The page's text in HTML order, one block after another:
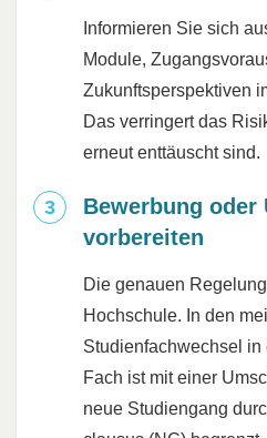
Informieren Sie sich
Module,
Zukunftsperspektiven
Das verringert das
erneut enttäuscht sind.
Bewerbung oder
vorbereiten
Die genauen
Hochschule. In den
Studienfachwechsel
Fach ist mit einer
neue Studiengang